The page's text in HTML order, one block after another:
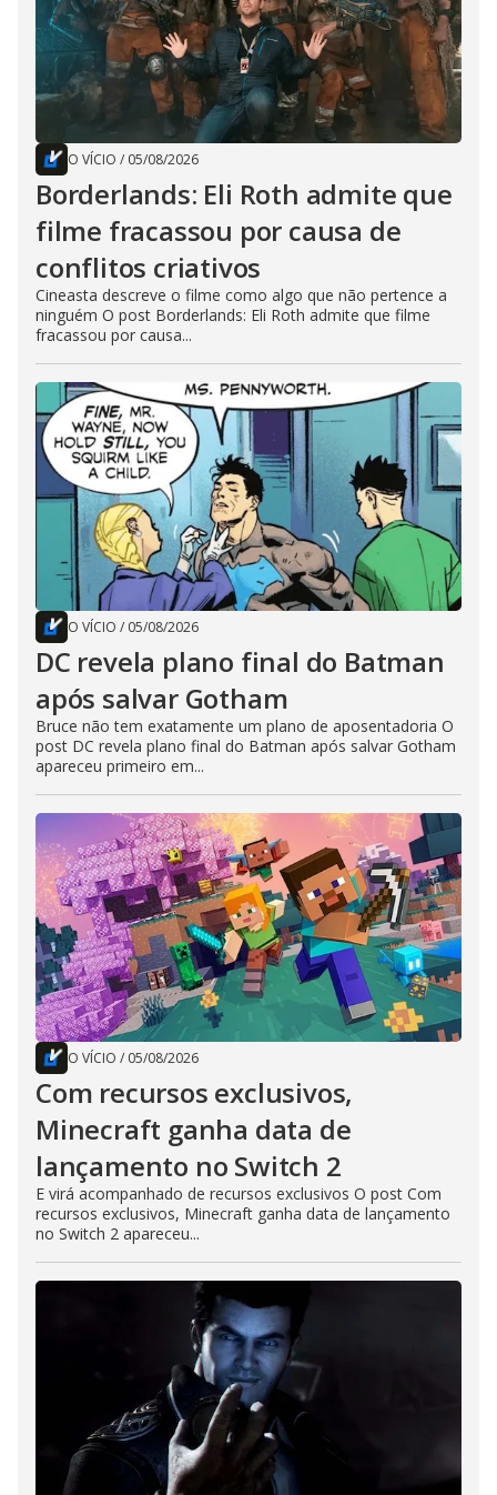
O VÍCIO / 05/08/2026
Borderlands: Eli Roth admite que
filme fracassou por causa de
conflitos criativos
Cineasta descreve o filme como algo que não pertence a
ninguém O post Borderlands: Eli Roth admite que filme
fracassou por causa...
O VÍCIO / 05/08/2026
DC revela plano final do Batman
após salvar Gotham
Bruce não tem exatamente um plano de aposentadoria O
post DC revela plano final do Batman após salvar Gotham
apareceu primeiro em...
O VÍCIO / 05/08/2026
Com recursos exclusivos,
Minecraft ganha data de
lançamento no Switch 2
E virá acompanhado de recursos exclusivos O post Com
recursos exclusivos, Minecraft ganha data de lançamento
no Switch 2 apareceu...